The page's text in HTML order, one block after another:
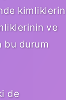
kimliklerin
ve
bu durum
de